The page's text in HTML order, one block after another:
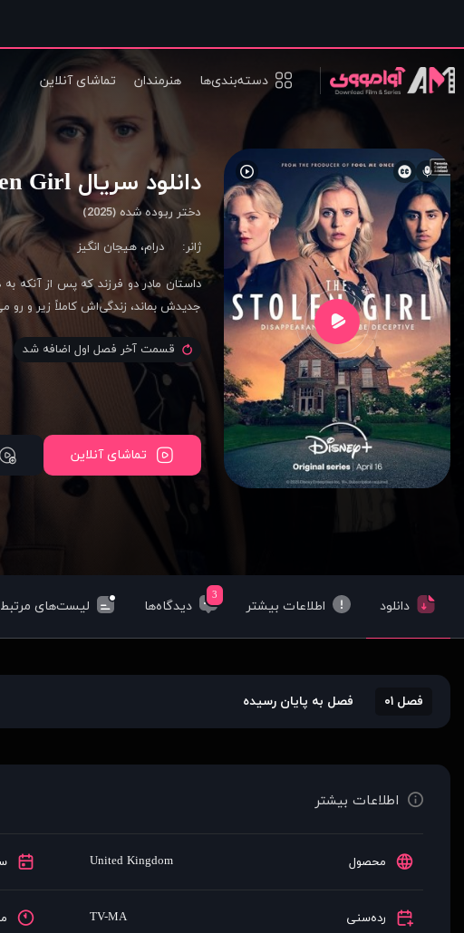
دسته‌بندی‌ها هنرمندان تماشای آنلاین
دانلود سریال The Stolen Girl
دختر ربوده شده (2025)
ژانر: درام، هیجان انگیز
داستان مادر دو فرزند که پس از آنکه
جدیدش بماند، زندگی‌اش کاملاً زیر و رو
قسمت آخر فصل اول اضافه شد
تماشای آنلاین
دانلود اطلاعات بیشتر
3
دیدگاه‌ها لیست‌های مرتبط
فصل ۰۱ فصل به پایان رسیده
اطلاعات بیشتر
محصول United Kingdom
رده‌سنی TV-MA